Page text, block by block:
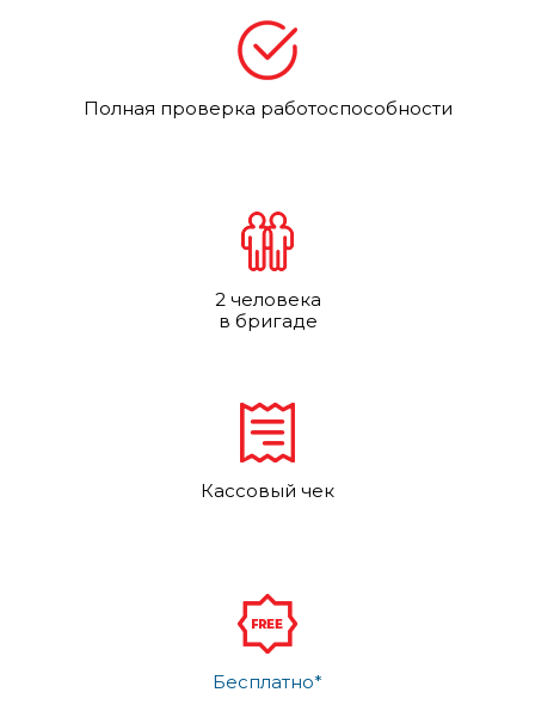
Полная проверка работоспособности
2 человека
в бригаде
Кассовый чек
Бесплатно*